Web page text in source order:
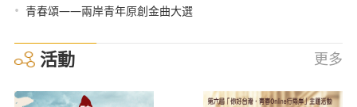
• 青春頌——兩岸青年原創金曲大選
活動 更多